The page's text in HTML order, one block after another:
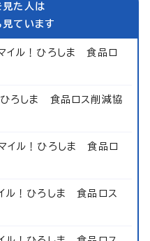
見た人は
見ています
イル！ひろしま 食品ロ
ひろしま 食品ロス削減協
イル！ひろしま 食品ロ
ル！ひろしま 食品ロス